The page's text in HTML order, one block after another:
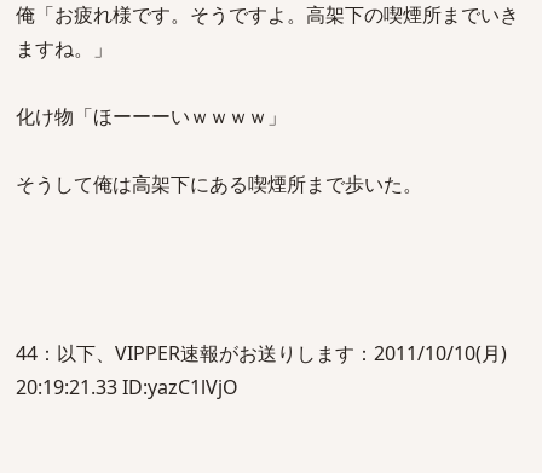
俺「お疲れ様です。そうですよ。高架下の喫煙所までいき
ますね。」
化け物「ほーーーいｗｗｗｗ」
そうして俺は高架下にある喫煙所まで歩いた。
44：以下、VIPPER速報がお送りします：2011/10/10(月)
20:19:21.33 ID:yazC1lVjO